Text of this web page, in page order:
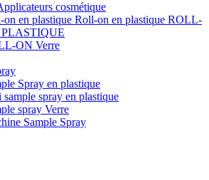
cosmétique
on en plastique Roll-on en plastique ROLL-
ON Verre
Spray en plastique
sample spray en plastique
spray Verre
Sample Spray